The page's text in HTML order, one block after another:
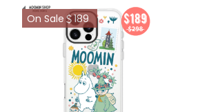
On Sale＄189